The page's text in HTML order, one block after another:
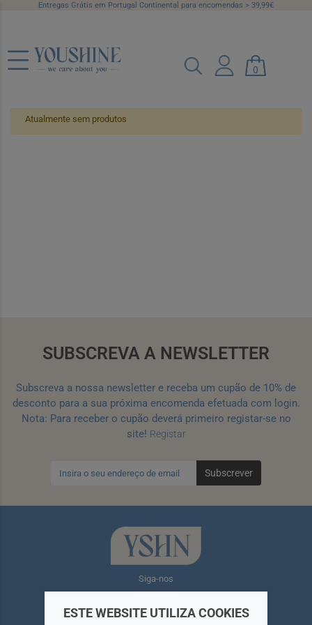
Entregas Grátis em Portugal Continental para encomendas > 39,99€
0
Higiene e Cuidado
Atualmente sem produtos
SUBSCREVA A NEWSLETTER
Subscreva a nossa newsletter e receba um cupão de 10% de
desconto para a sua próxima encomenda efetuada com login.
Nota: Para receber o cupão deverá primeiro registar-se no
site! Registar
Subscrever
Siga-nos
ESTE WEBSITE UTILIZA COOKIES